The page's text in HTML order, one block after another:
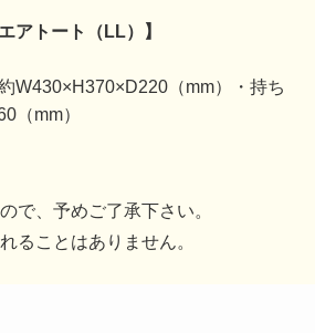
アトート（LL）】
W430×H370×D220（mm）・持ち
（mm）
で、予めご了承下さい。
ることはありません。